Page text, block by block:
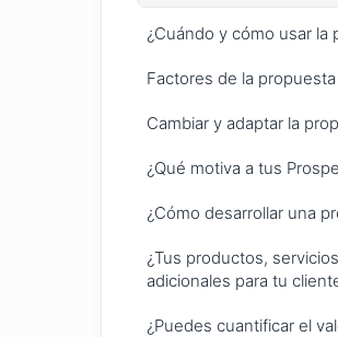
¿Cuándo y cómo usar la
Factores de la
Cambiar y adaptar la
¿Qué motiva a tus
¿Cómo desarrollar una
¿Tus productos,
adicionales para tu
¿Puedes cuantificar el